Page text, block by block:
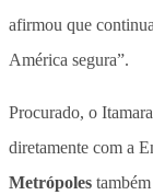
afirmou que
América segura”.
Procurado, o
diretamente com a
Metrópoles